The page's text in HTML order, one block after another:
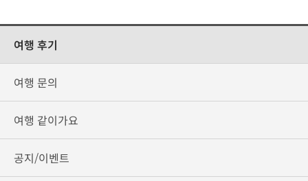
여행 후기
여행 문의
여행 같이가요
공지/이벤트